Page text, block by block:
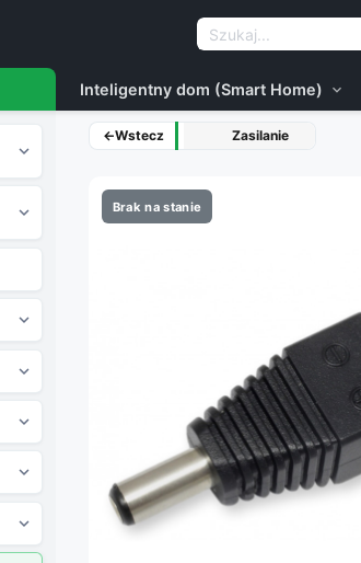
Inteligentny dom (Smart Home) expand_more







←Wstecz Zasilanie
Brak na stanie